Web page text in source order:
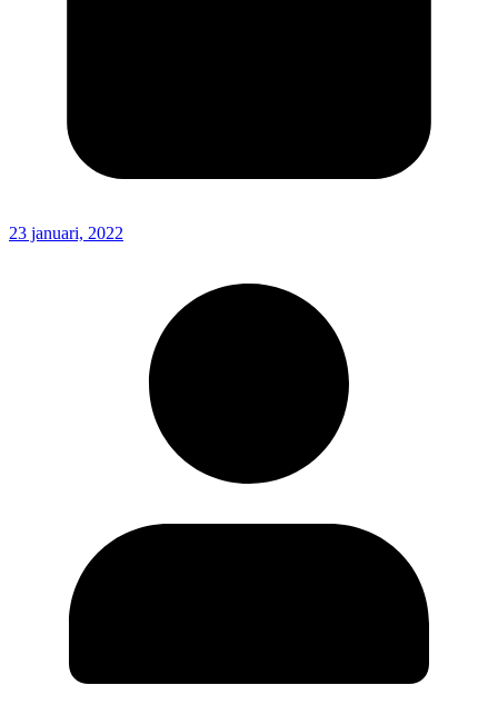
23 januari, 2022